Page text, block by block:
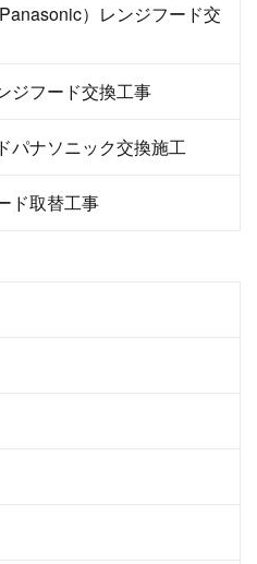
）レンジフード交
ジフード交換工事
パナソニック交換施工
ド取替工事